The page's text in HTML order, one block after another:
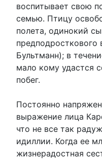
воспитывает свою
семью. Птицу
полета, одинокий
предподросткового
Бультманн); в
мало кому удастся
побег.
Постоянно
выражение лица
что не все так
идиллии. Когда ее
жизнерадостная